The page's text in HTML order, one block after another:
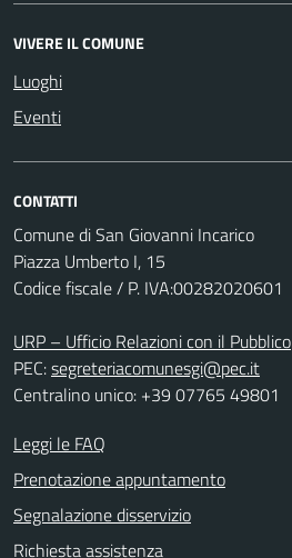
VIVERE IL COMUNE
Luoghi
Eventi
CONTATTI
Comune di San Giovanni Incarico
Piazza Umberto I, 15
Codice fiscale / P. IVA:00282020601
URP – Ufficio Relazioni con il Pubblico
PEC:segreteriacomunesgi@pec.it
Centralino unico: +39 07765 49801
Leggi le FAQ
Prenotazione appuntamento
Segnalazione disservizio
Richiesta assistenza